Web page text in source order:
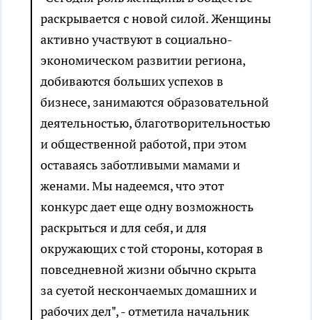
раскрывается с новой силой. Женщины
активно участвуют в социально-
экономическом развитии региона,
добиваются больших успехов в
бизнесе, занимаются образовательной
деятельностью, благотворительностью
и общественной работой, при этом
оставаясь заботливыми мамами и
женами. Мы надеемся, что этот
конкурс дает еще одну возможность
раскрыться и для себя, и для
окружающих с той стороны, которая в
повседневной жизни обычно скрыта
за суетой нескончаемых домашних и
рабочих дел", - отметила начальник